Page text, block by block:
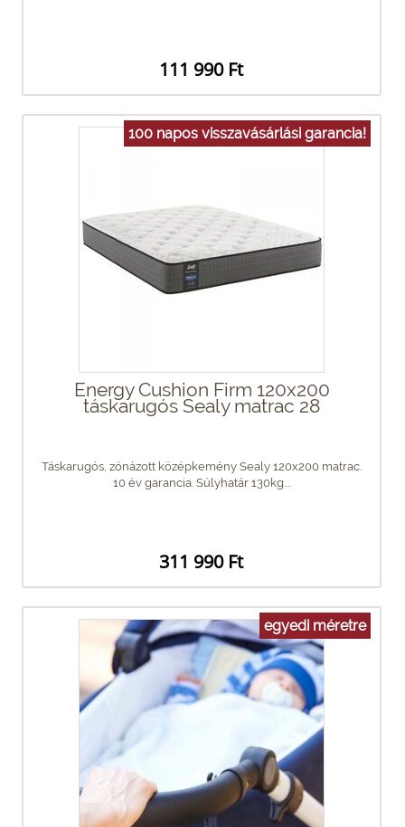
111 990 Ft
100 napos visszavásárlási garancia!
Energy Cushion Firm 120x200
táskarugós Sealy matrac 28
Táskarugós, zónázott középkemény Sealy 120x200 matrac.
10 év garancia. Súlyhatár 130kg....
311 990 Ft
egyedi méretre